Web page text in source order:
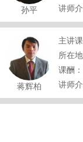
孙平
讲师
蒋辉柏
主讲课
所在
课酬
讲师